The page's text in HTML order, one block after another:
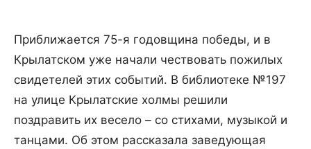
Приближается 75-я годовщина победы, и в
Крылатском уже начали чествовать пожилых
свидетелей этих событий. В библиотеке №197
на улице Крылатские холмы решили
поздравить их весело – со стихами, музыкой и
танцами. Об этом рассказала заведующая